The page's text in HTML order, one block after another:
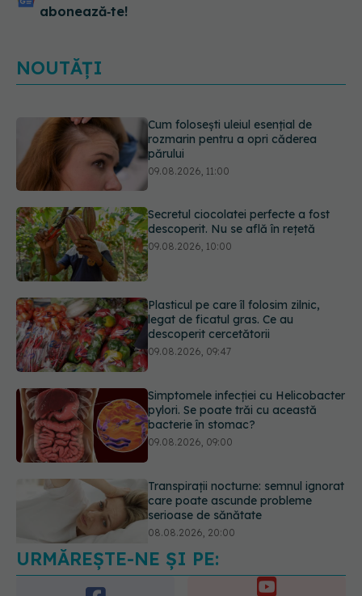
abonează‑te!
NOUTĂȚI
Secretul ciocolatei perfecte a fost
descoperit. Nu se află în rețetă
09.08.2026, 10:00
Plasticul pe care îl folosim zilnic,
legat de ficatul gras. Ce au
descoperit cercetătorii
Simptomele infecției cu Helicobacter
pylori. Se poate trăi cu această
bacterie în stomac?
09.08.2026, 09:00
Transpirații nocturne: semnul ignorat
care poate ascunde probleme
serioase de sănătate
08.08.2026, 20:00
Cum folosești uleiul esențial de
rozmarin pentru a opri căderea
părului
09.08.2026, 11:00
URMĂREȘTE-NE ȘI PE: